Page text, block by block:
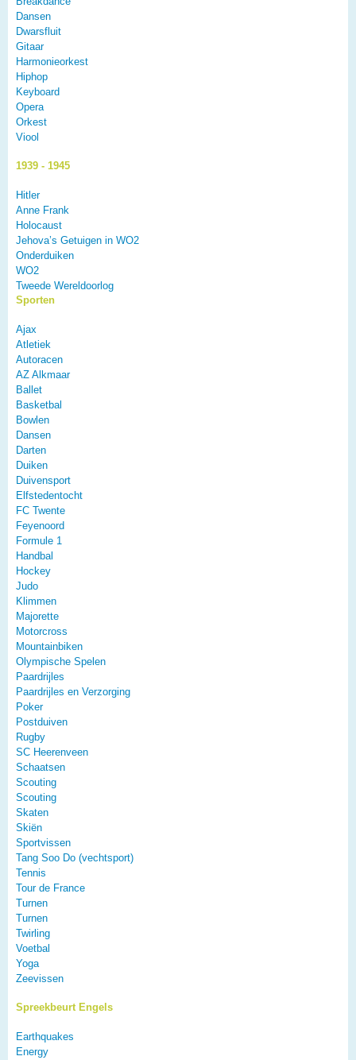
Dansen
Dwarsfluit
Gitaar
Harmonieorkest
Hiphop
Keyboard
Opera
Orkest
Viool
1939 - 1945
Hitler
Anne Frank
Holocaust
Jehova’s Getuigen in WO2
Onderduiken
WO2
Tweede Wereldoorlog
Sporten
Ajax
Atletiek
Autoracen
AZ Alkmaar
Ballet
Basketbal
Bowlen
Dansen
Darten
Duiken
Duivensport
Elfstedentocht
FC Twente
Feyenoord
Formule 1
Handbal
Hockey
Judo
Klimmen
Majorette
Motorcross
Mountainbiken
Olympische Spelen
Paardrijles
Paardrijles en Verzorging
Poker
Postduiven
Rugby
SC Heerenveen
Schaatsen
Scouting
Scouting
Skaten
Skiën
Sportvissen
Tang Soo Do (vechtsport)
Tennis
Tour de France
Turnen
Turnen
Twirling
Voetbal
Yoga
Zeevissen
Spreekbeurt Engels
Earthquakes
Energy